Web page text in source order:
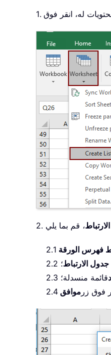
له، انقر فوق
الارتباط؛
قائمة منسدلة؛
فوق زر